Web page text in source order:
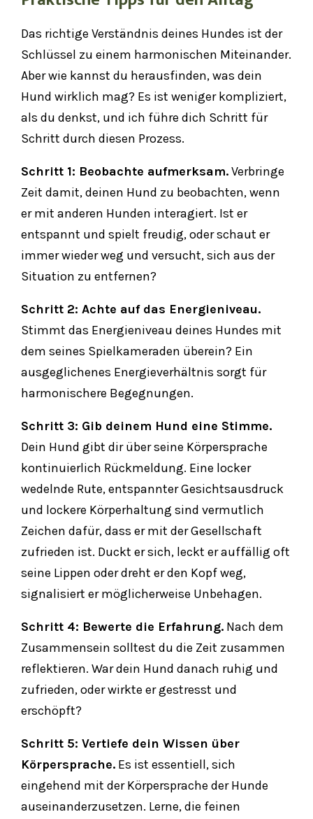
Das richtige Verständnis deines Hundes ist der
Schlüssel zu einem harmonischen Miteinander.
Aber wie kannst du herausfinden, was dein
Hund wirklich mag? Es ist weniger kompliziert,
als du denkst, und ich führe dich Schritt für
Schritt durch diesen Prozess.
Schritt 1: Beobachte aufmerksam.Verbringe
Zeit damit, deinen Hund zu beobachten, wenn
er mit anderen Hunden interagiert. Ist er
entspannt und spielt freudig, oder schaut er
immer wieder weg und versucht, sich aus der
Situation zu entfernen?
Schritt 2: Achte auf das Energieniveau.
Stimmt das Energieniveau deines Hundes mit
dem seines Spielkameraden überein? Ein
ausgeglichenes Energieverhältnis sorgt für
harmonischere Begegnungen.
Schritt 3: Gib deinem Hund eine Stimme.
Dein Hund gibt dir über seine Körpersprache
kontinuierlich Rückmeldung. Eine locker
wedelnde Rute, entspannter Gesichtsausdruck
und lockere Körperhaltung sind vermutlich
Zeichen dafür, dass er mit der Gesellschaft
zufrieden ist. Duckt er sich, leckt er auffällig oft
seine Lippen oder dreht er den Kopf weg,
signalisiert er möglicherweise Unbehagen.
Schritt 4: Bewerte die Erfahrung. Nach dem
Zusammensein solltest du die Zeit zusammen
reflektieren. War dein Hund danach ruhig und
zufrieden, oder wirkte er gestresst und
erschöpft?
Schritt 5: Vertiefe dein Wissen über
Körpersprache. Es ist essentiell, sich
eingehend mit der Körpersprache der Hunde
auseinanderzusetzen. Lerne, die feinen